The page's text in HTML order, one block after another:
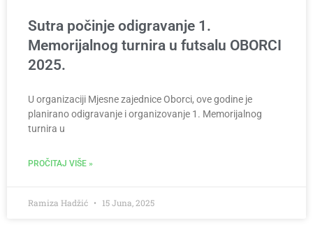
Sutra počinje odigravanje 1.
Memorijalnog turnira u futsalu OBORCI
2025.
U organizaciji Mjesne zajednice Oborci, ove godine je
planirano odigravanje i organizovanje 1. Memorijalnog
turnira u
PROČITAJ VIŠE »
Ramiza Hadžić 15 Juna, 2025